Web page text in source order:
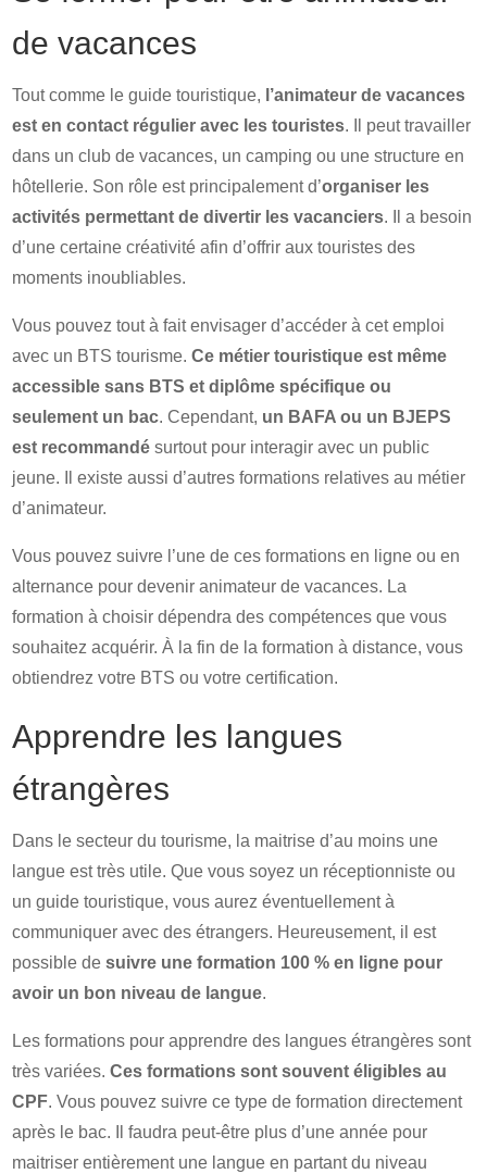
de vacances
Tout comme le guide touristique, l’animateur de vacances
est en contact régulier avec les touristes. Il peut travailler
dans un club de vacances, un camping ou une structure en
hôtellerie. Son rôle est principalement d’organiser les
activités permettant de divertir les vacanciers. Il a besoin
d’une certaine créativité afin d’offrir aux touristes des
moments inoubliables.
Vous pouvez tout à fait envisager d’accéder à cet emploi
avec un BTS tourisme.Ce métier touristique est même
accessible sans BTS et diplôme spécifique ou
seulement un bac. Cependant, un BAFA ou un BJEPS
est recommandésurtout pour interagir avec un public
jeune. Il existe aussi d’autres formations relatives au métier
d’animateur.
Vous pouvez suivre l’une de ces formations en ligne ou en
alternance pour devenir animateur de vacances. La
formation à choisir dépendra des compétences que vous
souhaitez acquérir. À la fin de la formation à distance, vous
obtiendrez votre BTS ou votre certification.
Apprendre les langues
étrangères
Dans le secteur du tourisme, la maitrise d’au moins une
langue est très utile. Que vous soyez un réceptionniste ou
un guide touristique, vous aurez éventuellement à
communiquer avec des étrangers. Heureusement, il est
possible desuivre une formation 100 % en ligne pour
avoir un bon niveau de langue.
Les formations pour apprendre des langues étrangères sont
très variées.Ces formations sont souvent éligibles au
CPF. Vous pouvez suivre ce type de formation directement
après le bac. Il faudra peut-être plus d’une année pour
maitriser entièrement une langue en partant du niveau